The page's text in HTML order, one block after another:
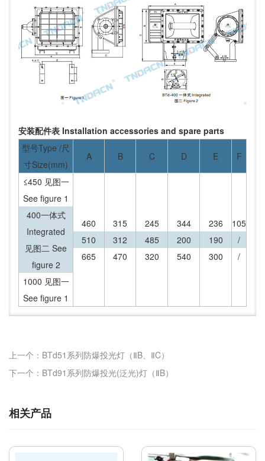
安装配件表 Installation accessories and spare parts
型号Type /尺
寸Size(mm)
A B C D E F
≤450 见图一
See figure 1
400一体式
Integrated
见图二 See
figure 2
1000 见图一
See figure 1
460
510
665
315
312
470
245
485
320
344
200
540
236
190
300
105
/
/
上一个：BTd51系列防爆投光灯（ⅡB、ⅡC）
下一个：BTd91系列防爆投光(泛光)灯（ⅡB）
相关产品